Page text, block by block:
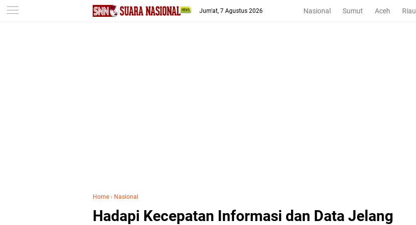
-->
Jum'at, 7 Agustus 2026 Nasional Sumut Aceh Riau
Home › Nasional
Hadapi Kecepatan Informasi dan Data Jelang